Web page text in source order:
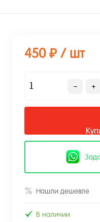
450 ₽ / шт
Нашли дешевле
В наличии